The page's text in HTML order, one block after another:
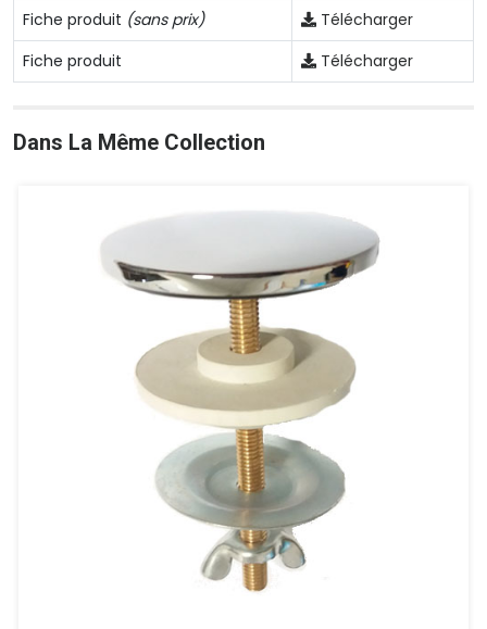
Fiche produit (sans prix)
Télécharger
Fiche produit
Télécharger
Dans La Même Collection